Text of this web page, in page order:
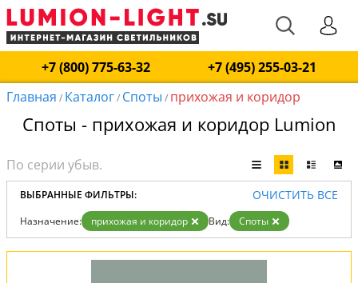
+7 (800) 775-63-32
+7 (495) 255-03-21
Главная / Каталог/ Споты / прихожая и коридор
Споты - прихожая и коридор Lumion
ВЫБРАННЫЕ ФИЛЬТРЫ: ОЧИСТИТЬ ВСЕ
Назначение: прихожая и коридор Вид: Споты